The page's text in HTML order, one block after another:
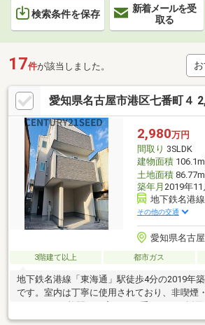
検索条件を保存
新着メールを受
取る
17件が該当しました。
愛知県名古屋市港区七番町４
2,980万円
間取り 3SLDK
建物面積106.1m
土地面積86.77m
築年月 2019年
地下鉄名港
その他の交通
愛知県名古
3階建て以上 都市ガス
地下鉄名港線「東海通」駅徒歩4分の2019年
です。室内は丁寧に使用されており、非喫煙
配慮されています。徒歩5分圏内にはコンビ